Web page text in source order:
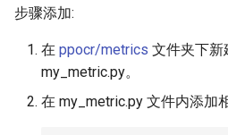
步骤添加:
在 ppocr/metrics 文件夹下新
my_metric.py。
在 my_metric.py 文件内添加